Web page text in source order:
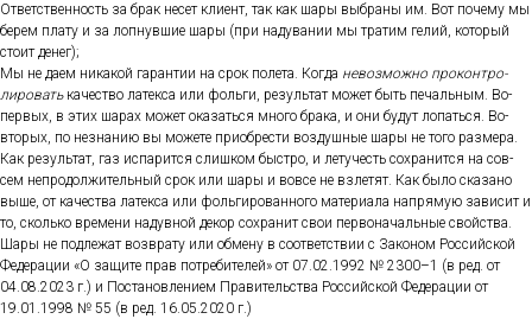
От­ветс­твен­ность за брак не­сет кли­ент, так как ша­ры выб­ра­ны им. Вот по­чему мы
бе­рем пла­ту и за лоп­нувшие ша­ры (при на­дува­нии мы тра­тим ге­лий, ко­торый
сто­ит де­нег);
Мы не да­ем ни­какой га­ран­тии на срок по­лета. Ког­да не­воз­можно про­кон­тро­
лиро­ватька­чес­тво ла­тек­са или фоль­ги, ре­зуль­тат мо­жет быть пе­чаль­ным. Во-
пер­вых, в этих ша­рах мо­жет ока­зать­ся мно­го бра­ка, и они бу­дут ло­пать­ся. Во-
вто­рых, по нез­на­нию вы мо­жете при­об­рести воз­душные ша­ры не то­го раз­ме­ра.
Как ре­зуль­тат, газ ис­па­рит­ся слиш­ком быс­тро, и ле­тучесть сох­ра­нит­ся на сов­
сем неп­ро­дол­жи­тель­ный срок или ша­ры и вов­се не взле­тят. Как бы­ло ска­зано
вы­ше, от ка­чес­тва ла­тек­са или фоль­ги­рован­но­го ма­тери­ала нап­ря­мую за­висит и
то, сколь­ко вре­мени на­дув­ной де­кор сох­ра­нит свои пер­во­началь­ные свой­ства.
Ша­ры не под­ле­жат воз­вра­ту или об­ме­ну в со­от­ветс­твии с За­коном Рос­сий­ской
Фе­дера­ции «О за­щите прав пот­ре­бите­лей» от 07.02.1992 № 2300–1 (в ред. от
04.08.2023 г.) и Пос­та­нов­ле­ни­ем Пра­витель­ства Рос­сий­ской Фе­дера­ции от
19.01.1998 № 55 (в ред. 16.05.2020 г.)